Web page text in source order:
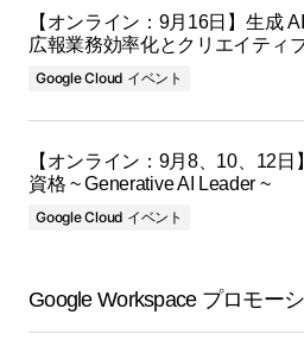
【オンライン：9月16日】生成
広報業務効率化とクリエイティ
Google Cloud イベント
【オンライン：9月8、10、12
資格 ~ Generative AI Leader ~
Google Cloud イベント
Google Workspace プロモー